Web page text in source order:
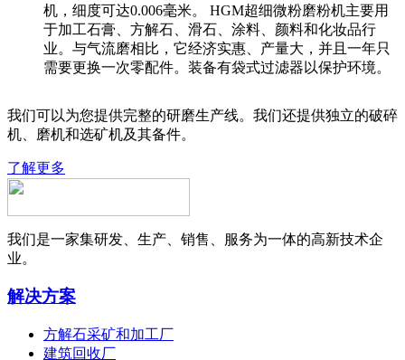
机，细度可达0.006毫米。 HGM超细微粉磨粉机主要用
于加工石膏、方解石、滑石、涂料、颜料和化妆品行
业。与气流磨相比，它经济实惠、产量大，并且一年只
需要更换一次零配件。装备有袋式过滤器以保护环境。
我们可以为您提供完整的研磨生产线。我们还提供独立的破碎
机、磨机和选矿机及其备件。
了解更多
我们是一家集研发、生产、销售、服务为一体的高新技术企
业。
解决方案
方解石采矿和加工厂
建筑回收厂